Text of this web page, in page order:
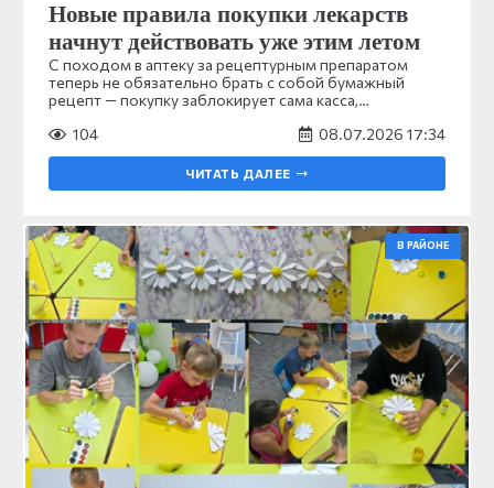
Новые правила покупки лекарств
начнут действовать уже этим летом
С походом в аптеку за рецептурным препаратом
теперь не обязательно брать с собой бумажный
рецепт — покупку заблокирует сама касса,…
104
08.07.2026 17:34
ЧИТАТЬ ДАЛЕЕ
В РАЙОНЕ